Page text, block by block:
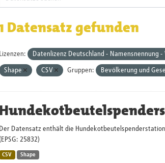
Datensatz gefunden
Lizenzen: Datenlizenz Deutschland - Namensnennung -
Shape CSV Gruppen: Bevölkerung und
Der Datensatz enthält die
25832)
CSV Shape